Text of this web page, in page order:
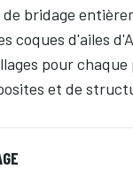
bridage
coques d'ailes
pour chaque
et de